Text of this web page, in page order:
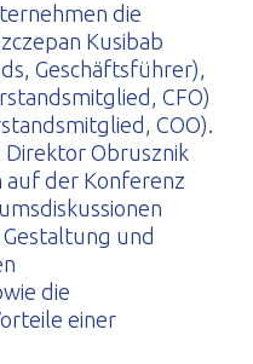
die
Kusibab
Geschäftsführer),
CFO)
COO).
Direktor Obrusznik
auf der Konferenz
und
die
einer